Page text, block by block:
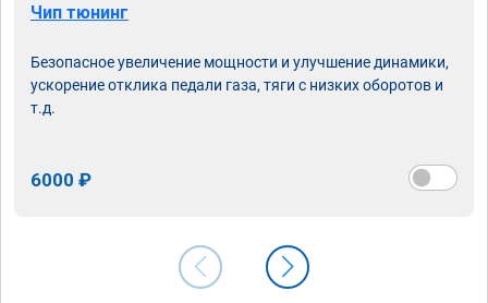
Чип тюнинг
Безопасное увеличение мощности и улучшение динамики,
ускорение отклика педали газа, тяги с низких оборотов и
т.д.
6000 ₽